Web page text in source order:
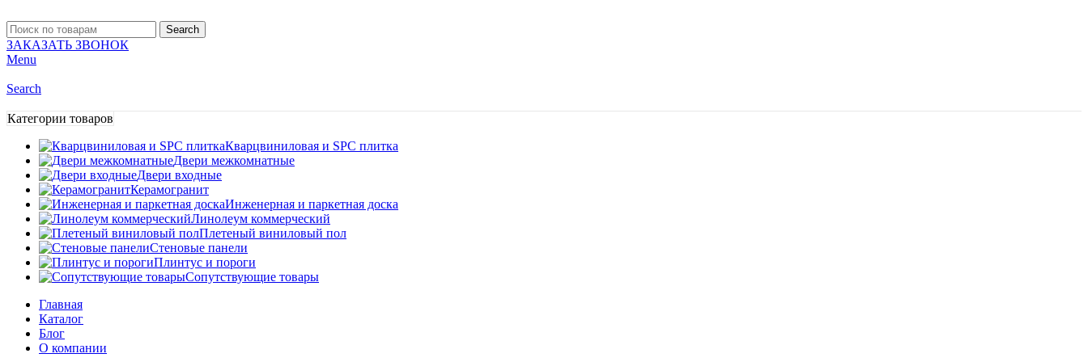
Search
ЗАКАЗАТЬ ЗВОНОК
Menu
Search
Категории товаров
Кварцвиниловая и SPC плитка
Двери межкомнатные
Двери входные
Керамогранит
Инженерная и паркетная доска
Линолеум коммерческий
Плетеный виниловый пол
Стеновые панели
Плинтус и пороги
Сопутствующие товары
Главная
Каталог
Блог
О компании